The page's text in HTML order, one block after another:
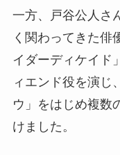
一方、戸谷公人さ
く関わってきた俳
イダーディケイド
ィエンド役を演じ
ウ」をはじめ複数
けました。